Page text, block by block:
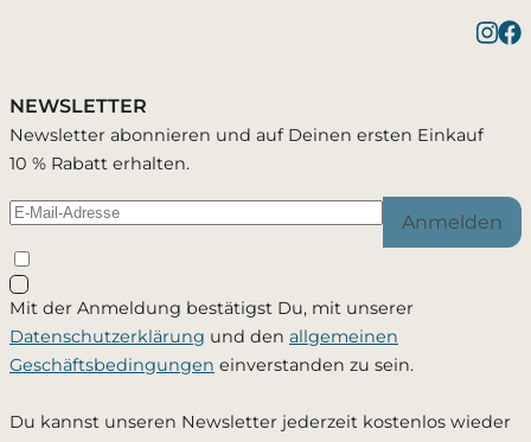
Warenkorb ansehen
Du wirst per E-Mail benachrichtigt, sobald der
Artikel wieder verfügbar ist.
Ja, ich möchte - jederzeit widerruflich - per Mail
informiert werden, sobald dieses Produkt wieder
verfügbar ist. Meine Mailadresse wird ausschließlich
weitergegeben. DieDatenschutzerklärunghabe ich
NEWSLETTER
Newsletter abonnieren und auf Deinen ersten Einkauf
10 % Rabatt erhalten.
Anmelden
Mit der Anmeldung bestätigst Du, mit unserer
Datenschutzerklärung und den allgemeinen
Geschäftsbedingungen einverstanden zu sein.
Du kannst unseren Newsletter jederzeit kostenlos wieder